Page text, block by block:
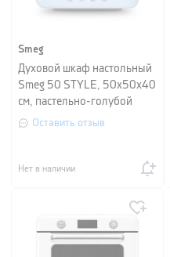
Smeg
Духовой шкаф настольный
Smeg 50 STYLE, 50х50х40
см, пастельно-голубой
Оставить отзыв
Нет в наличии